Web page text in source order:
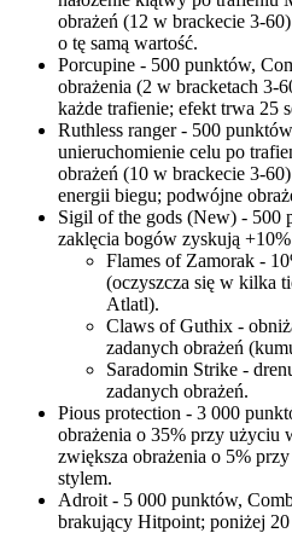
obrażeń (12 w brackecie 3-
o tę samą wartość.
Porcupine - 500 punktów,
obrażenia (2 w bracketach 3-
każde trafienie; efekt trwa 25
Ruthless ranger - 500
unieruchomienie celu po
obrażeń (10 w brackecie 3-
energii biegu; podwójne
Sigil of the gods (New) - 500
zaklęcia bogów zyskują
Flames of Zamorak -
(oczyszcza się w kilka
Atlatl).
Claws of Guthix -
zadanych obrażeń
Saradomin Strike -
zadanych obrażeń.
Pious protection - 3 000
obrażenia o 35% przy użyciu
zwiększa obrażenia o 5%
stylem.
Adroit - 5 000 punktów,
brakujący Hitpoint; poniżej